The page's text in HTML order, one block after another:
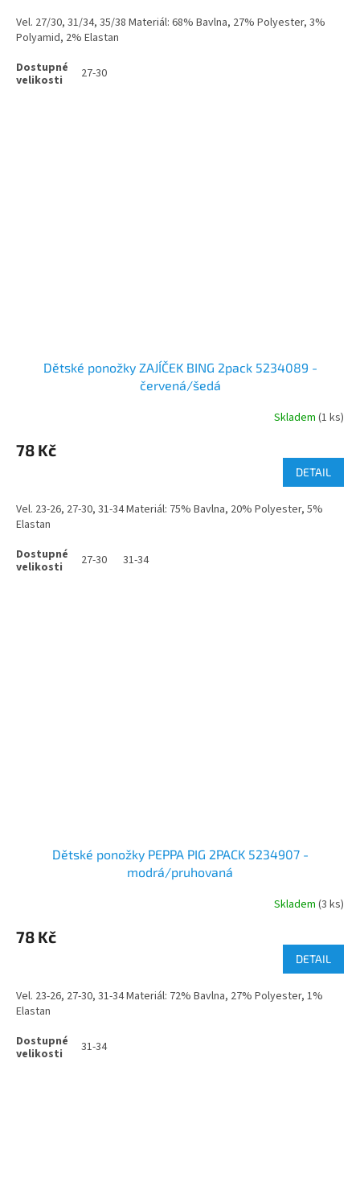
Vel. 27/30, 31/34, 35/38 Materiál: 68% Bavlna, 27% Polyester, 3%
Polyamid, 2% Elastan
27-30
Dětské ponožky ZAJÍČEK BING 2pack 5234089 -
červená/šedá
Skladem (1 ks)
78 Kč
DETAIL
Vel. 23-26, 27-30, 31-34 Materiál: 75% Bavlna, 20% Polyester, 5%
Elastan
27-30 31-34
Dětské ponožky PEPPA PIG 2PACK 5234907 -
modrá/pruhovaná
Skladem (3 ks)
78 Kč
DETAIL
Vel. 23-26, 27-30, 31-34 Materiál: 72% Bavlna, 27% Polyester, 1%
Elastan
31-34